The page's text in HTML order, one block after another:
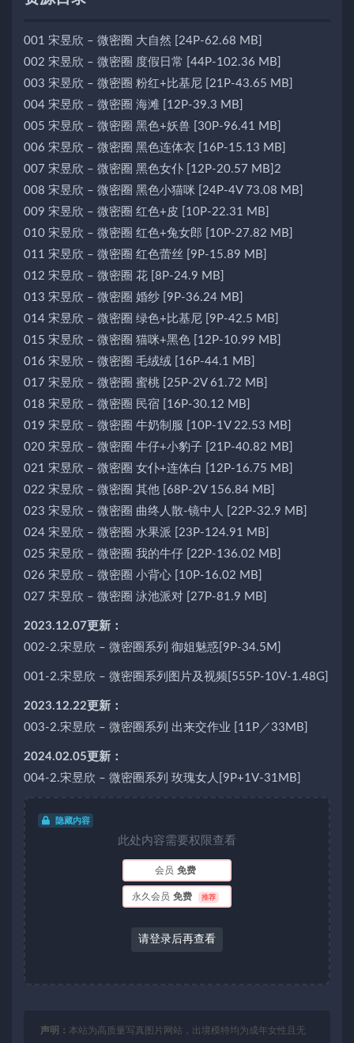
001 宋昱欣 – 微密圈 大自然 [24P-62.68 MB]
002 宋昱欣 – 微密圈 度假日常 [44P-102.36 MB]
003 宋昱欣 – 微密圈 粉红+比基尼 [21P-43.65 MB]
004 宋昱欣 – 微密圈 海滩 [12P-39.3 MB]
005 宋昱欣 – 微密圈 黑色+妖兽 [30P-96.41 MB]
006 宋昱欣 – 微密圈 黑色连体衣 [16P-15.13 MB]
007 宋昱欣 – 微密圈 黑色女仆 [12P-20.57 MB]2
008 宋昱欣 – 微密圈 黑色小猫咪 [24P-4V 73.08 MB]
009 宋昱欣 – 微密圈 红色+皮 [10P-22.31 MB]
010 宋昱欣 – 微密圈 红色+兔女郎 [10P-27.82 MB]
011 宋昱欣 – 微密圈 红色蕾丝 [9P-15.89 MB]
012 宋昱欣 – 微密圈 花 [8P-24.9 MB]
013 宋昱欣 – 微密圈 婚纱 [9P-36.24 MB]
014 宋昱欣 – 微密圈 绿色+比基尼 [9P-42.5 MB]
015 宋昱欣 – 微密圈 猫咪+黑色 [12P-10.99 MB]
016 宋昱欣 – 微密圈 毛绒绒 [16P-44.1 MB]
017 宋昱欣 – 微密圈 蜜桃 [25P-2V 61.72 MB]
018 宋昱欣 – 微密圈 民宿 [16P-30.12 MB]
019 宋昱欣 – 微密圈 牛奶制服 [10P-1V 22.53 MB]
020 宋昱欣 – 微密圈 牛仔+小豹子 [21P-40.82 MB]
021 宋昱欣 – 微密圈 女仆+连体白 [12P-16.75 MB]
022 宋昱欣 – 微密圈 其他 [68P-2V 156.84 MB]
023 宋昱欣 – 微密圈 曲终人散-镜中人 [22P-32.9 MB]
024 宋昱欣 – 微密圈 水果派 [23P-124.91 MB]
025 宋昱欣 – 微密圈 我的牛仔 [22P-136.02 MB]
026 宋昱欣 – 微密圈 小背心 [10P-16.02 MB]
027 宋昱欣 – 微密圈 泳池派对 [27P-81.9 MB]
2023.12.07更新：
002-2.宋昱欣 – 微密圈系列 御姐魅惑[9P-34.5M]
001-2.宋昱欣 – 微密圈系列图片及视频[555P-10V-1.48G]
2023.12.22更新：
003-2.宋昱欣 – 微密圈系列 出来交作业 [11P／33MB]
2024.02.05更新：
004-2.宋昱欣 – 微密圈系列 玫瑰女人[9P+1V-31MB]
隐藏内容
此处内容需要权限查看
会员 免费
永久会员 免费 推荐
请登录后再查看
声明： 本站为高质量写真图片网站，出境模特均为成年女性且无